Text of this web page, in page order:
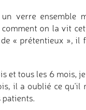
verre ensemble
on la vit
« prétentieux »,
et tous les 6 mois,
il a oublié ce qu'il